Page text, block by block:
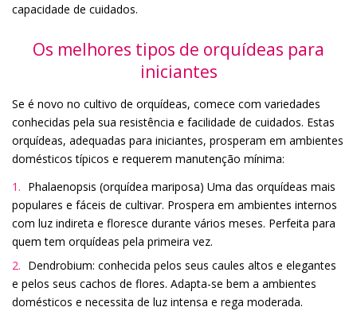
capacidade de cuidados.
Os melhores tipos de orquídeas para
iniciantes
Se é novo no cultivo de orquídeas, comece com variedades
conhecidas pela sua resistência e facilidade de cuidados. Estas
orquídeas, adequadas para iniciantes, prosperam em ambientes
domésticos típicos e requerem manutenção mínima:
Phalaenopsis (orquídea mariposa) Uma das orquídeas mais
populares e fáceis de cultivar. Prospera em ambientes internos
com luz indireta e floresce durante vários meses. Perfeita para
quem tem orquídeas pela primeira vez.
Dendrobium: conhecida pelos seus caules altos e elegantes
e pelos seus cachos de flores. Adapta-se bem a ambientes
domésticos e necessita de luz intensa e rega moderada.